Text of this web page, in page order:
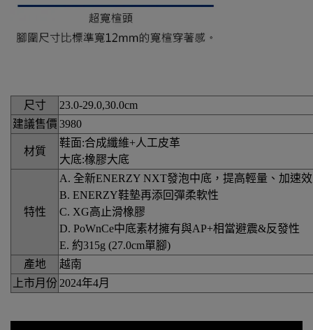
尺寸
23.0-29.0,30.0cm
建議售價 3980
材質
鞋面:合成纖維+人工皮革
大底:橡膠大底
特性
A. 全新ENERZY NXT發泡中底，提高輕量、加速
B. ENERZY鞋墊再添回彈柔軟性
C. XG高止滑橡膠
D. PoWnCe中底素材擁有與AP+相當避震&反發性
E. 約315g (27.0cm單腳)
產地
越南
上市月份 2024年4月